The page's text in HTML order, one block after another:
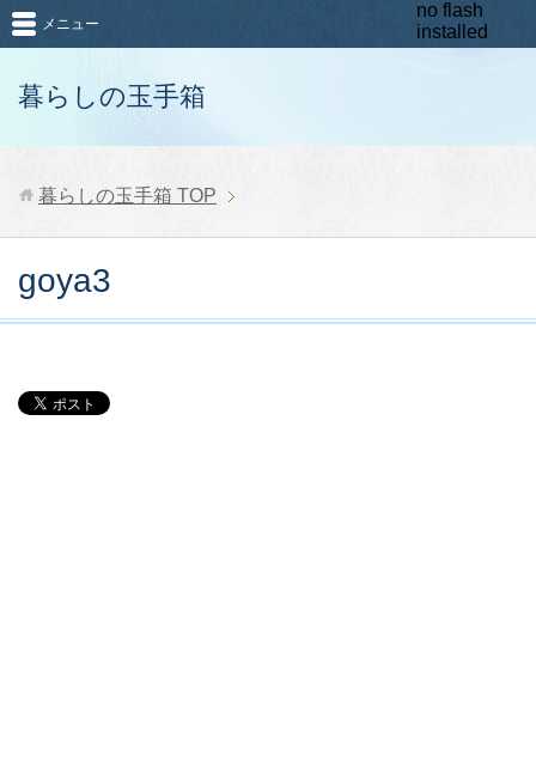
暮らしの玉手箱
メニュー
暮らしの玉手箱 TOP
goya3
no flash
installed